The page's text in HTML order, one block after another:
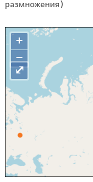
размножения)
+
−
⤢